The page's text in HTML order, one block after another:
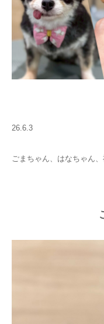
26.6.3
ごまちゃん、はなちゃん
お問い合わせ